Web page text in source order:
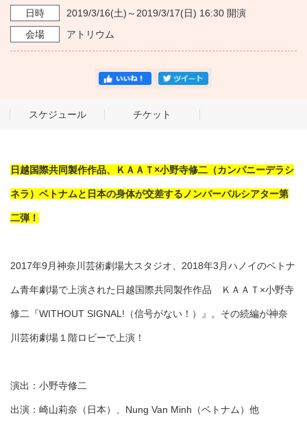
日時 2019/3/16(土)～ 2019/3/17(日) 16:30 開演
会場
アトリウム
スケジュール チケット
日越国際共同製作作品、ＫＡＡＴ×小野寺修二（カンパニーデラシ
ネラ）ベトナムと日本の身体が交差するノンバーバルシアター第
二弾！
2017年9月神奈川芸術劇場大スタジオ、2018年3月ハノイのベトナ
ム青年劇場で上演された日越国際共同製作作品 ＫＡＡＴ×小野寺
修二『WITHOUT SIGNAL!（信号がない！）』。その続編が神奈
川芸術劇場１階ロビーで上演！
演出：小野寺修二
出演：崎山莉奈（日本）、Nung Van Minh（ベトナム）他